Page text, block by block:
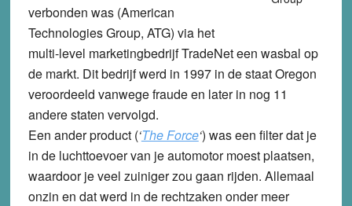
verbonden was (American
Technologies Group, ATG) via het
multi-level marketingbedrijf TradeNet een wasbal op
de markt. Dit bedrijf werd in 1997 in de staat Oregon
veroordeeld vanwege fraude en later in nog 11
andere staten vervolgd.
Een ander product (‘The Force‘) was een filter dat je
in de luchttoevoer van je automotor moest plaatsen,
waardoor je veel zuiniger zou gaan rijden. Allemaal
onzin en dat werd in de rechtzaken onder meer